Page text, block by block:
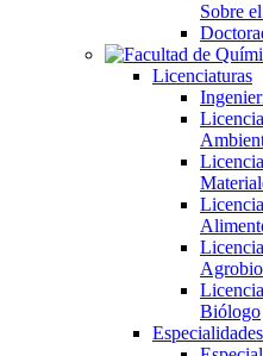
Sobre
Licenciaturas
Biólogo
Especialidades